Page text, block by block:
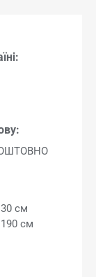
см
см